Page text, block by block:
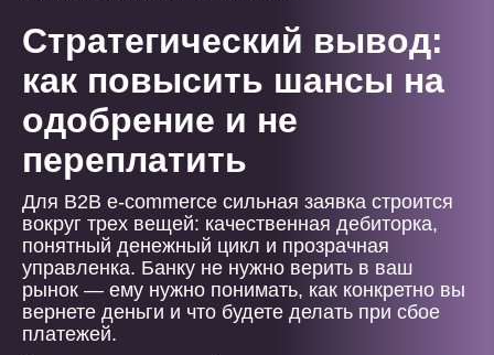
Стратегический вывод:
как повысить шансы на
одобрение и не
переплатить
Для B2B e-commerce сильная заявка строится
вокруг трех вещей: качественная дебиторка,
понятный денежный цикл и прозрачная
управленка. Банку не нужно верить в ваш
рынок — ему нужно понимать, как конкретно вы
вернете деньги и что будете делать при сбое
платежей.